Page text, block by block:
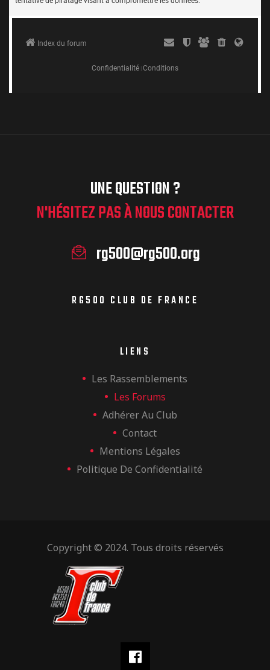
UNE QUESTION ?
N'HÉSITEZ PAS À NOUS CONTACTER
rg500@rg500.org
RG500 CLUB DE FRANCE
LIENS
Les Rassemblements
Les Forums
Adhérer Au Club
Contact
Mentions Légales
Politique De Confidentialité
Copyright © 2024. Tous droits réservés